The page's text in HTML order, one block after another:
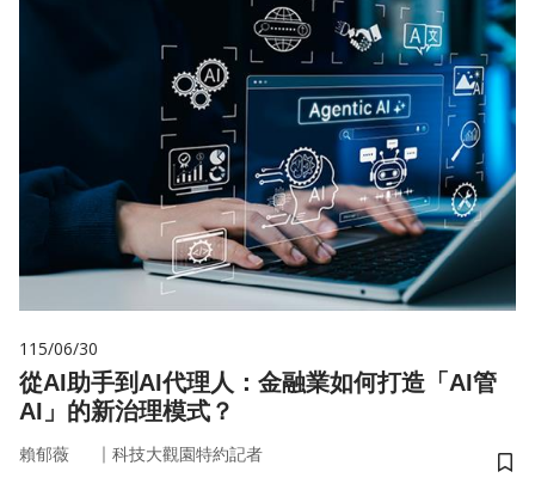
115/06/30
從AI助手到AI代理人：金融業如何打造「AI管
AI」的新治理模式？
賴郁薇 ｜ 科技大觀園特約記者
儲